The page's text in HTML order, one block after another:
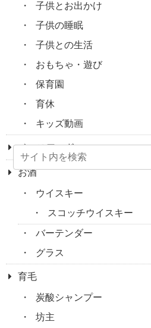
子供とお出かけ
子供の睡眠
子供との生活
おもちゃ・遊び
保育園
育休
キッズ動画
ベースフード
お酒
ウイスキー
スコッチウイスキー
バーテンダー
グラス
育毛
炭酸シャンプー
坊主